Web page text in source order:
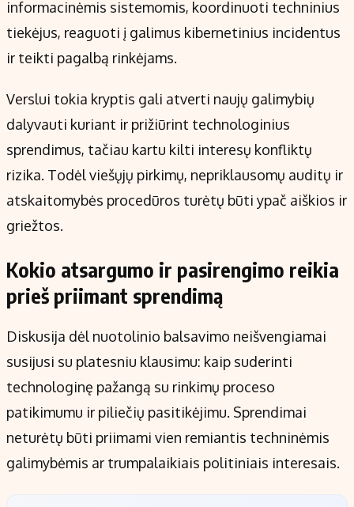
informacinėmis sistemomis, koordinuoti techninius
tiekėjus, reaguoti į galimus kibernetinius incidentus
ir teikti pagalbą rinkėjams.
Verslui tokia kryptis gali atverti naujų galimybių
dalyvauti kuriant ir prižiūrint technologinius
sprendimus, tačiau kartu kilti interesų konfliktų
rizika. Todėl viešųjų pirkimų, nepriklausomų auditų ir
atskaitomybės procedūros turėtų būti ypač aiškios ir
griežtos.
Kokio atsargumo ir pasirengimo reikia
prieš priimant sprendimą
Diskusija dėl nuotolinio balsavimo neišvengiamai
susijusi su platesniu klausimu: kaip suderinti
technologinę pažangą su rinkimų proceso
patikimumu ir piliečių pasitikėjimu. Sprendimai
neturėtų būti priimami vien remiantis techninėmis
galimybėmis ar trumpalaikiais politiniais interesais.